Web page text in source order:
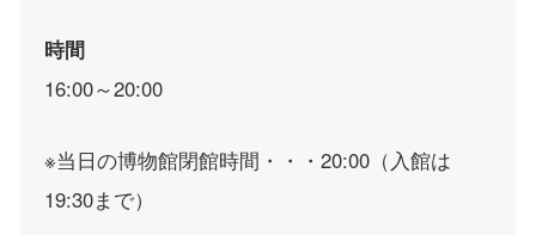
時間
16:00～20:00
※当日の博物館閉館時間・・・20:00（入館は
19:30まで）